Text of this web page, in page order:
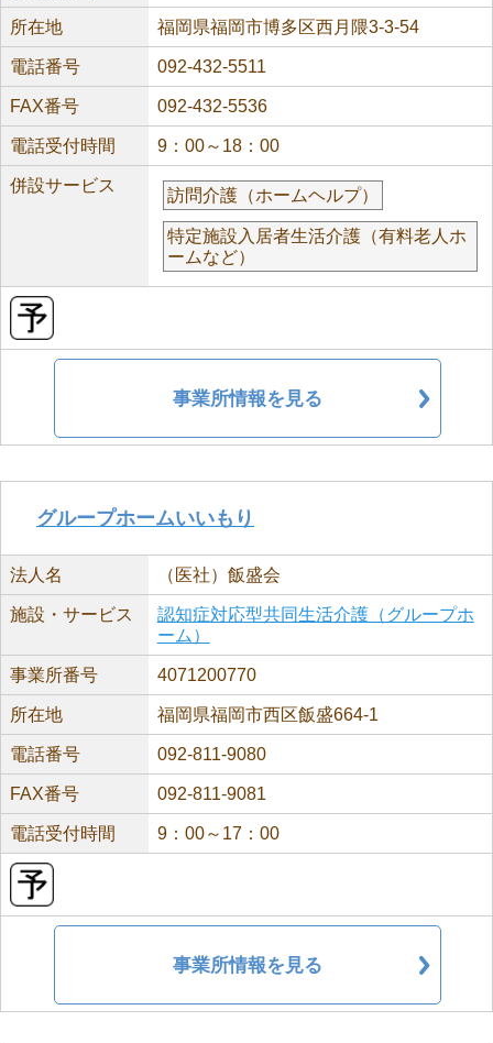
所在地 福岡県福岡市博多区西月隈3-3-54
電話番号 092-432-5511
FAX番号 092-432-5536
電話受付時間 9：00～18：00
併設サービス
訪問介護（ホームヘルプ）
特定施設入居者生活介護（有料老人ホ
ームなど）
事業所情報を見る
グループホームいいもり
法人名 （医社）飯盛会
施設・サービス
認知症対応型共同生活介護（グループホ
ーム）
事業所番号 4071200770
所在地 福岡県福岡市西区飯盛664-1
電話番号 092-811-9080
FAX番号 092-811-9081
電話受付時間 9：00～17：00
事業所情報を見る